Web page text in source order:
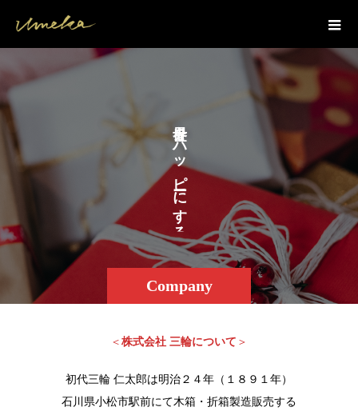
Company
を
ハ
ッ
ピ
に
す
る
＜株式会社 三輪について ＞
初代三輪 仁太郎は明治２４年（１８９１年）
石川県小松市駅前にて木箱・折箱製造販売する